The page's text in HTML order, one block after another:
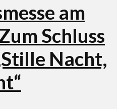
am
Schluss
Nacht,